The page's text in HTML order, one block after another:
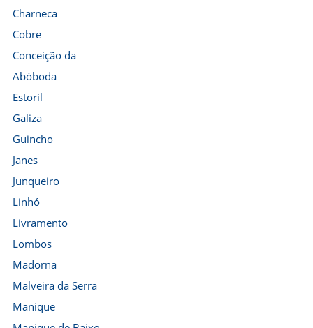
Charneca
Cobre
Conceição da
Abóboda
Estoril
Galiza
Guincho
Janes
Junqueiro
Linhó
Livramento
Lombos
Madorna
Malveira da Serra
Manique